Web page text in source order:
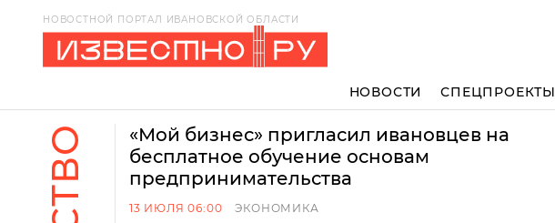
НОВОСТНОЙ ПОРТАЛ ИВАНОВСКОЙ ОБЛАСТИ
НОВОСТИ СПЕЦПРОЕКТЫ
«Мой бизнес» пригласил ивановцев на
бесплатное обучение основам
предпринимательства
13 ИЮЛЯ 06:00 ЭКОНОМИКА